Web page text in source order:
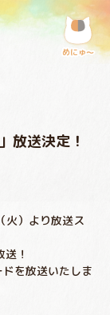
めにゅ〜
放送決定！
火）より放送ス
！
を放送いたしま